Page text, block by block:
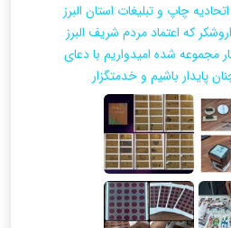
چاپ و تبلیغات استان البرز
که اعتماد مردم شریف البرز
مجموعه شده امیدواریم با دعای
پایدار باشیم و خدمتگزار